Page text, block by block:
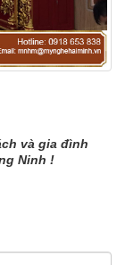
và gia đình
Ninh !